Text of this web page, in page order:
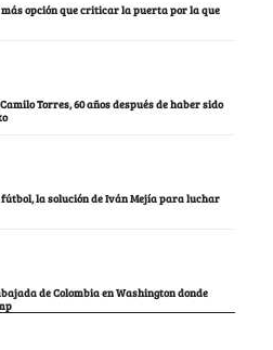
opción que criticar la puerta por la que
Torres, 60 años después de haber sido
la solución de Iván Mejía para luchar
de Colombia en Washington donde